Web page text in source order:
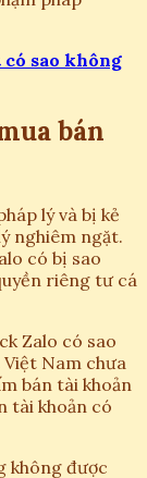
có sao không
bán
lý và bị kẻ
nghiêm ngặt.
có bị sao
riêng tư cá
Zalo có sao
Việt Nam chưa
bán tài khoản
tài khoản có
không được